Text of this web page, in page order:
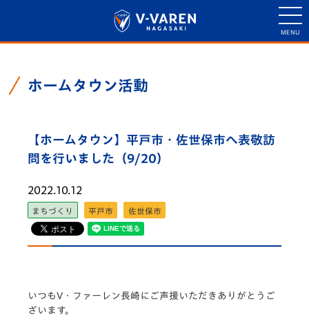
ホームタウン活動
【ホームタウン】平戸市・佐世保市へ表敬訪
問を行いました（9/20）
2022.10.12
まちづくり 平戸市 佐世保市
いつもV・ファーレン長崎にご声援いただきありがとうご
ざいます。